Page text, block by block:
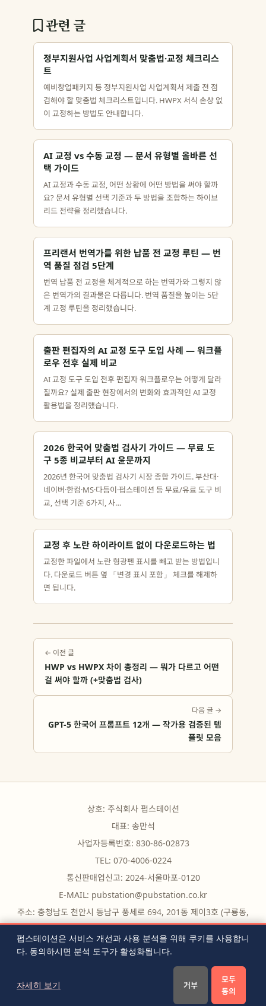
관련 글
정부지원사업 사업계획서 맞춤법·교정 체크리스
트
예비창업패키지 등 정부지원사업 사업계획서 제출 전 점
검해야 할 맞춤법 체크리스트입니다. HWPX 서식 손상 없
이 교정하는 방법도 안내합니다.
AI 교정 vs 수동 교정 — 문서 유형별 올바른 선
택 가이드
AI 교정과 수동 교정, 어떤 상황에 어떤 방법을 써야 할까
요? 문서 유형별 선택 기준과 두 방법을 조합하는 하이브
리드 전략을 정리했습니다.
프리랜서 번역가를 위한 납품 전 교정 루틴 — 번
역 품질 점검 5단계
번역 납품 전 교정을 체계적으로 하는 번역가와 그렇지 않
은 번역가의 결과물은 다릅니다. 번역 품질을 높이는 5단
계 교정 루틴을 정리했습니다.
출판 편집자의 AI 교정 도구 도입 사례 — 워크플
로우 전후 실제 비교
AI 교정 도구 도입 전후 편집자 워크플로우는 어떻게 달라
질까요? 실제 출판 현장에서의 변화와 효과적인 AI 교정
활용법을 정리했습니다.
2026 한국어 맞춤법 검사기 가이드 — 무료 도
구 5종 비교부터 AI 윤문까지
2026년 한국어 맞춤법 검사기 시장 종합 가이드. 부산대·
네이버·한컴·MS·다듬이·펍스테이션 등 무료/유료 도구 비
교, 선택 기준 6가지, 사…
교정 후 노란 하이라이트 없이 다운로드하는 법
교정한 파일에서 노란 형광펜 표시를 빼고 받는 방법입니
다. 다운로드 버튼 옆 「변경 표시 포함」 체크를 해제하
면 됩니다.
← 이전 글
HWP vs HWPX 차이 총정리 — 뭐가 다르고 어떤
걸 써야 할까 (+맞춤법 검사)
다음 글 →
GPT-5 한국어 프롬프트 12개 — 작가용 검증된 템
플릿 모음
상호: 주식회사 펍스테이션
대표: 송만석
사업자등록번호: 830-86-02873
TEL: 070-4006-0224
통신판매업신고: 2024-서울마포-0120
E-MAIL: pubstation@pubstation.co.kr
주소: 충청남도 천안시 동남구 풍세로 694, 201동 제이3호 (구룡동,
구룡빌딩)
전체 글 목록
|
이용약관
쿠키 설정 |
문의하기
© 2026 PubStation. All rights reserved.
펍스테이션은 서비스 개선과 사용 분석을 위해 쿠키를 사용합니
다. 동의하시면 분석 도구가 활성화됩니다.
자세히 보기 거부
모두
동의